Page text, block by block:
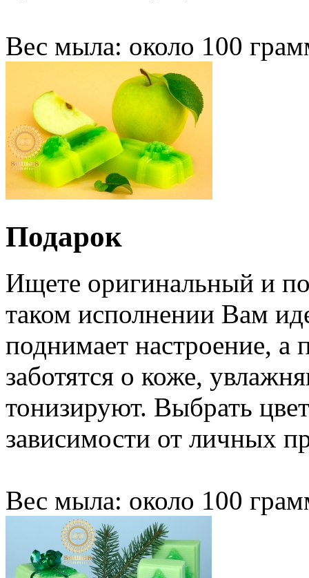
Вес мыла: около 100
Подарок
Ищете оригинальный и
таком исполнении Вам
поднимает настроение,
заботятся о коже,
тонизируют. Выбрать
зависимости от личных
Вес мыла: около 100